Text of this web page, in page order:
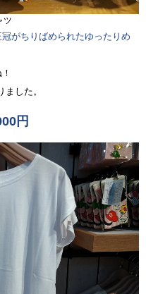
ツ
がちりばめられたゆったりめ
した。
円